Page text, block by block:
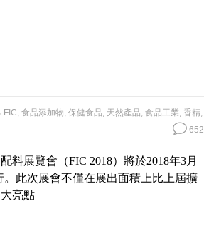
FIC, 食品添加物, 保健食品, 天然產品, 食品工業, 香精,
652
料展覽會（FIC 2018）將於2018年3月
此次展會不僅在展出面積上比上屆擴
亮點